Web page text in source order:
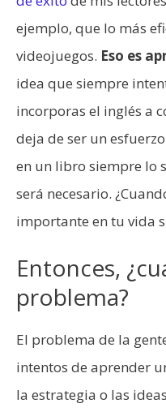
ejemplo, que lo más
videojuegos. Eso es
idea que siempre
incorporas el inglés a
deja de ser un
en un libro siempre lo
será necesario.
importante en tu vida
Entonces,
problema?
El problema de la
intentos de aprender
la estrategia o las